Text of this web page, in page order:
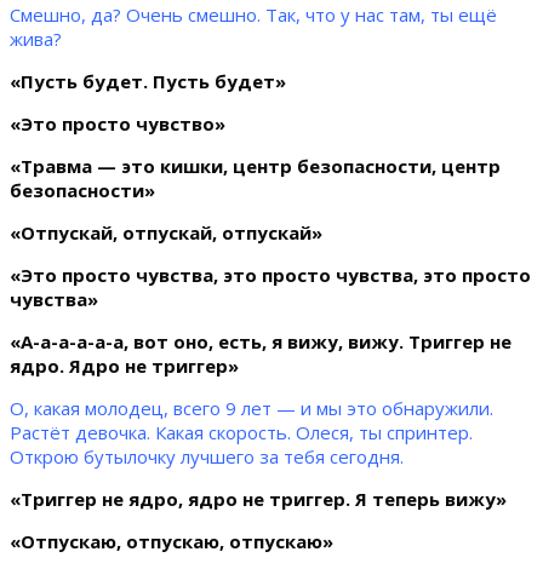
Смешно, да? Очень смешно. Так, что у нас там, ты ещё
жива?
«Пусть будет. Пусть будет»
«Это просто чувство»
«Травма — это кишки, центр безопасности, центр
безопасности»
«Отпускай, отпускай, отпускай»
«Это просто чувства, это просто чувства, это просто
чувства»
«А-а-а-а-а-а, вот оно, есть, я вижу, вижу. Триггер не
ядро. Ядро не триггер»
О, какая молодец, всего 9 лет — и мы это обнаружили.
Растёт девочка. Какая скорость. Олеся, ты спринтер.
Открою бутылочку лучшего за тебя сегодня.
«Триггер не ядро, ядро не триггер. Я теперь вижу»
«Отпускаю, отпускаю, отпускаю»